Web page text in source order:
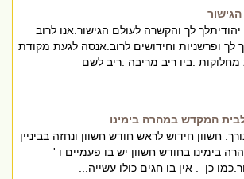
לך והקשרה לעולם הגישור.אנו לרוב
ופרשניות וחידושים לרוב.אנסה לגעת מקודת
מחלוקות .ביו ריב מריבה .ריב לשם
המקדש במהרה בימינו
חשוון חידוש לראש חודש חשוון ונחזה בביניין
בימינו בחודש חשוון יש בו פעמיים ו '
כן . אין בו חגים כולו עשייה...